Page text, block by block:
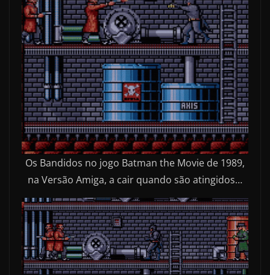
Os Bandidos no jogo Batman the Movie de 1989,
na Versão Amiga, a cair quando são atingidos…